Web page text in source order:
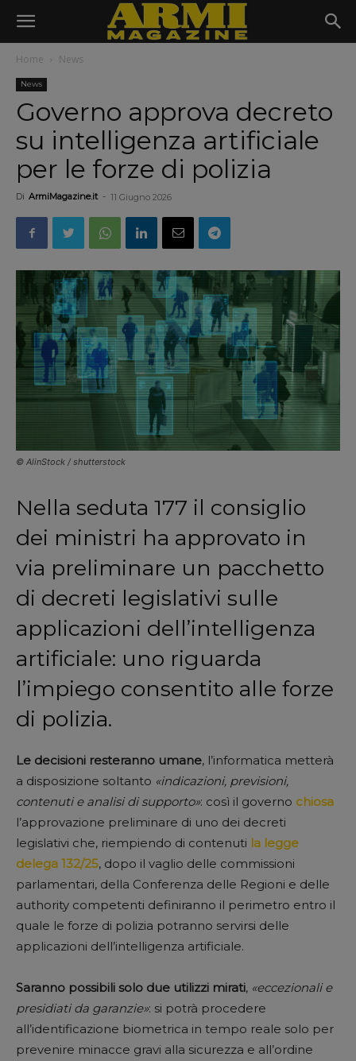
Home News
News
Governo approva decreto
su intelligenza artificiale
per le forze di polizia
Di ArmiMagazine.it - 11 Giugno 2026
© AlinStock / shutterstock
Nella seduta 177 il consiglio
dei ministri ha approvato in
via preliminare un pacchetto
di decreti legislativi sulle
applicazioni dell’intelligenza
artificiale: uno riguarda
l’impiego consentito alle forze
di polizia.
Le decisioni resteranno umane, l’informatica metterà
a disposizione soltanto «indicazioni, previsioni,
contenuti e analisi di supporto»: così il governo chiosa
l’approvazione preliminare di uno dei decreti
legislativi che, riempiendo di contenuti la legge
delega 132/25, dopo il vaglio delle commissioni
parlamentari, della Conferenza delle Regioni e delle
authority competenti definiranno il perimetro entro il
quale le forze di polizia potranno servirsi delle
applicazioni dell’intelligenza artificiale.
Saranno possibili solo due utilizzi mirati, «eccezionali e
presidiati da garanzie»: si potrà procedere
all’identificazione biometrica in tempo reale solo per
prevenire minacce gravi alla sicurezza e all’ordine